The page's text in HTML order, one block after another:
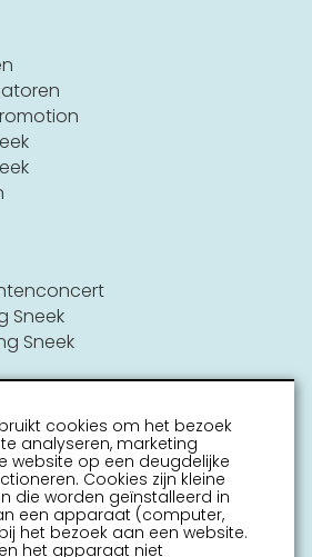
Sneek
Sneek
cookies om het bezoek
analyseren, marketing
website op een deugdelijke
Cookies zijn kleine
die worden geïnstalleerd in
een apparaat (computer,
het bezoek aan een website.
het apparaat niet